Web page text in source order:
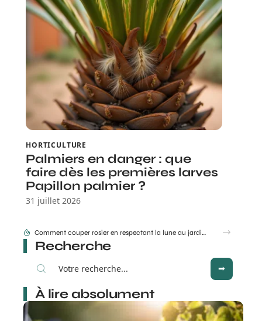
HORTICULTURE
Palmiers en danger : que
faire dès les premières larves
Papillon palmier ?
31 juillet 2026
Recherche
À lire absolument